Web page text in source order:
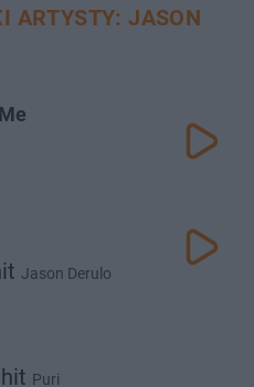
ARTYSTY: JASON
Jason Derulo
hit Puri